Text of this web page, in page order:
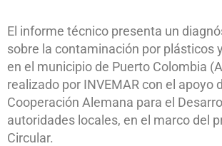
El informe técnico presenta un
sobre la contaminación por plásticos
en el municipio de Puerto Colombia
realizado por INVEMAR con el apoyo
Cooperación Alemana para el
autoridades locales, en el marco del
Circular.